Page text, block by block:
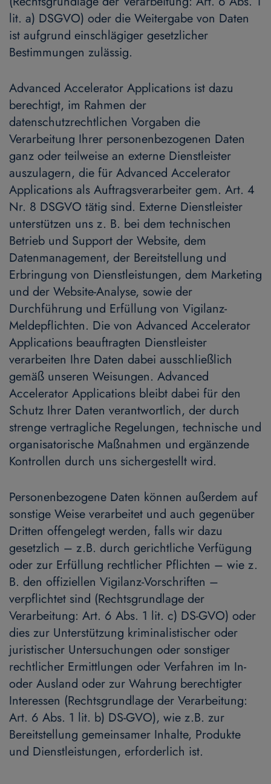
lit. a) DSGVO) oder die Weitergabe von Daten
ist aufgrund einschlägiger gesetzlicher
Bestimmungen zulässig.
Advanced Accelerator Applications ist dazu
berechtigt, im Rahmen der
datenschutzrechtlichen Vorgaben die
Verarbeitung Ihrer personenbezogenen Daten
ganz oder teilweise an externe Dienstleister
auszulagern, die für Advanced Accelerator
Applications als Auftragsverarbeiter gem. Art. 4
Nr. 8 DSGVO tätig sind. Externe Dienstleister
unterstützen uns z. B. bei dem technischen
Betrieb und Support der Website, dem
Datenmanagement, der Bereitstellung und
Erbringung von Dienstleistungen, dem Marketing
und der Website-Analyse, sowie der
Durchführung und Erfüllung von Vigilanz-
Meldepflichten. Die von Advanced Accelerator
Applications beauftragten Dienstleister
verarbeiten Ihre Daten dabei ausschließlich
gemäß unseren Weisungen. Advanced
Accelerator Applications bleibt dabei für den
Schutz Ihrer Daten verantwortlich, der durch
strenge vertragliche Regelungen, technische und
organisatorische Maßnahmen und ergänzende
Kontrollen durch uns sichergestellt wird.
Personenbezogene Daten können außerdem auf
sonstige Weise verarbeitet und auch gegenüber
Dritten offengelegt werden, falls wir dazu
gesetzlich – z.B. durch gerichtliche Verfügung
oder zur Erfüllung rechtlicher Pflichten – wie z.
B. den offiziellen Vigilanz-Vorschriften –
verpflichtet sind (Rechtsgrundlage der
Verarbeitung: Art. 6 Abs. 1 lit. c) DS-GVO) oder
dies zur Unterstützung kriminalistischer oder
juristischer Untersuchungen oder sonstiger
rechtlicher Ermittlungen oder Verfahren im In-
oder Ausland oder zur Wahrung berechtigter
Interessen (Rechtsgrundlage der Verarbeitung:
Art. 6 Abs. 1 lit. b) DS-GVO), wie z.B. zur
Bereitstellung gemeinsamer Inhalte, Produkte
und Dienstleistungen, erforderlich ist.